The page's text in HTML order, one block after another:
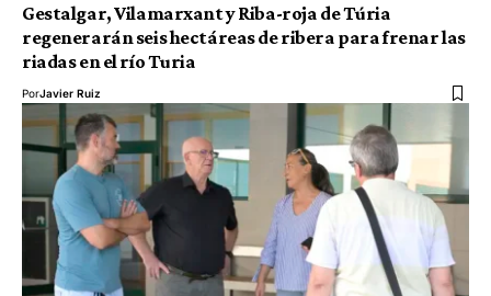
Gestalgar, Vilamarxant y Riba-roja de Túria
regenerarán seis hectáreas de ribera para frenar las
riadas en el río Turia
PorJavier Ruiz